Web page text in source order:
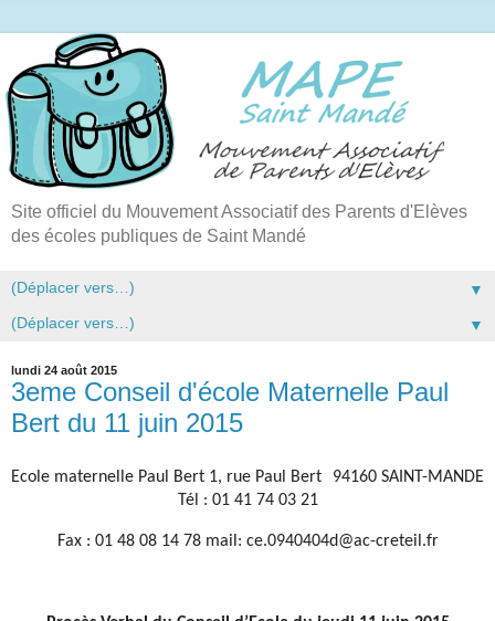
Site officiel du Mouvement Associatif des Parents d'Elèves
des écoles publiques de Saint Mandé
▼
▼
lundi 24 août 2015
3eme Conseil d'école Maternelle Paul
Bert du 11 juin 2015
Ecole maternelle Paul Bert 1, rue Paul Bert 94160 SAINT-MANDE
Tél : 01 41 74 03 21
Fax : 01 48 08 14 78 mail: ce.0940404d@ac-creteil.fr